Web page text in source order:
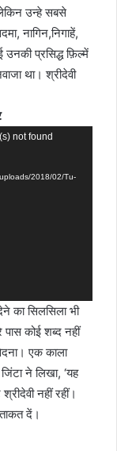
उन्हे सबसे
नागिन,निगाहें,
उनकी प्रसिद्ध फ़िल्में
था। श्रीदेवी
not found
2018/02/Tu-
का सिलसिला भी
पास कोई शब्द नहीं
एक काला
ने लिखा, ‘यह
नहीं रहीं।
दें।